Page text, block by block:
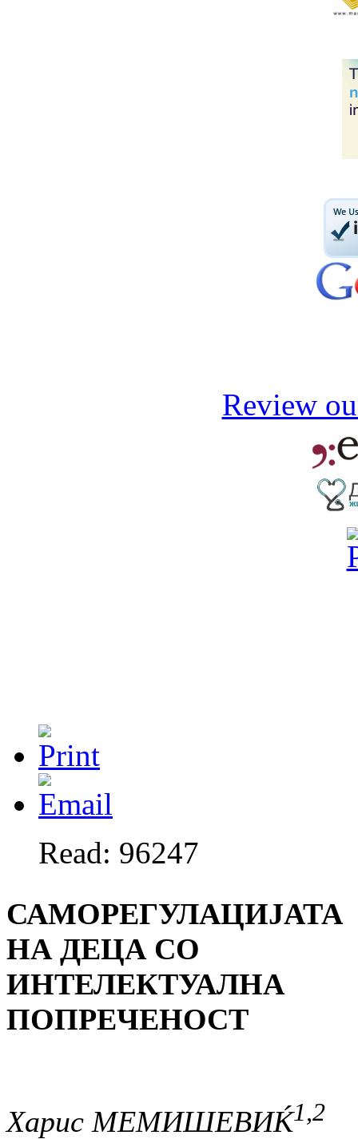
Review
Read: 96247
САМОРЕГУЛАЦИЈАТА
НА ДЕЦА СО
ИНТЕЛЕКТУАЛНА
ПОПРЕЧЕНОСТ
Харис МЕМИШЕВИЌ1,2